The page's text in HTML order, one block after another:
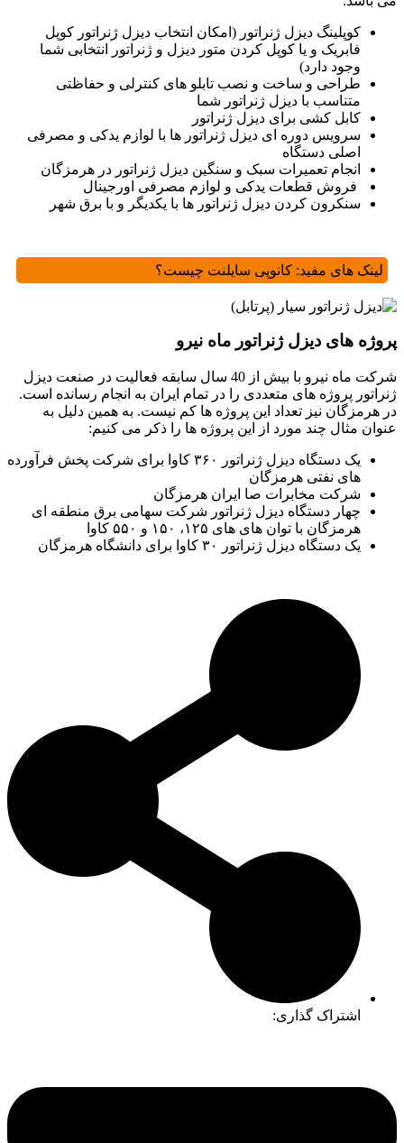
کوپلینگ دیزل ژنراتور (امکان انتخاب دیزل ژنراتور کوپل
فابریک و یا کوپل کردن متور دیزل و ژنراتور انتخابی شما
وجود دارد)
طراحی و ساخت و نصب تابلو های کنترلی و حفاظتی
متناسب با دیزل ژنراتور شما
کابل کشی برای دیزل ژنراتور
سرویس دوره ای دیزل ژنراتور ها با لوازم یدکی و مصرفی
اصلی دستگاه
انجام تعمیرات سبک و سنگین دیزل ژنراتور در هرمزگان
فروش قطعات یدکی و لوازم مصرفی اورجینال
سنکرون کردن دیزل ژنراتور ها با یکدیگر و با برق شهر
لینک های مفید: کانوپی سایلنت چیست؟
پروژه های دیزل ژنراتور ماه نیرو
شرکت ماه نیرو با بیش از 40 سال سابقه فعالیت در صنعت دیزل
ژنراتور پروژه های متعددی را در تمام ایران به انجام رسانده است.
در هرمزگان نیز تعداد این پروژه ها کم نیست. به همین دلیل به
عنوان مثال چند مورد از این پروژه ها را ذکر می کنیم:
یک دستگاه دیزل ژنراتور ۳۶۰ کاوا برای شرکت پخش فرآورده
های نفتی هرمزگان
شرکت مخابرات صا ایران هرمزگان
چهار دستگاه دیزل ژنراتور شرکت سهامی برق منطقه ای
هرمزگان با توان های های ۱۲۵، ۱۵۰ و ۵۵۰ کاوا
یک دستگاه دیزل ژنراتور ۳۰ کاوا برای دانشگاه هرمزگان
اشتراک گذاری: